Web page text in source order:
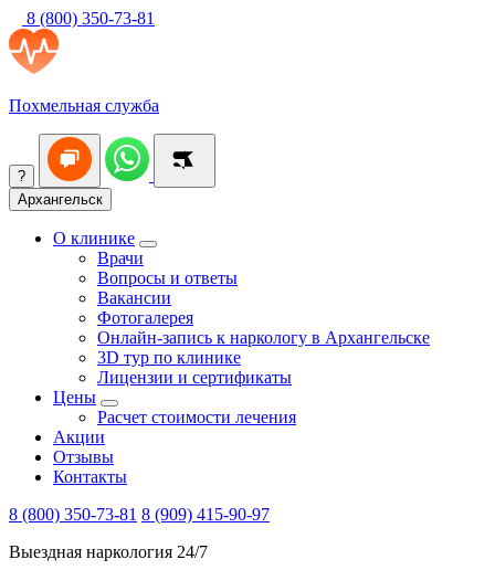
8 (800) 350-73-81
Похмельная служба
?
Архангельск
О клинике
Врачи
Вопросы и ответы
Вакансии
Фотогалерея
Онлайн-запись к наркологу в Архангельске
3D тур по клинике
Лицензии и сертификаты
Цены
Расчет стоимости лечения
Акции
Отзывы
Контакты
8 (800) 350-73-81 8 (909) 415-90-97
Выездная наркология 24/7